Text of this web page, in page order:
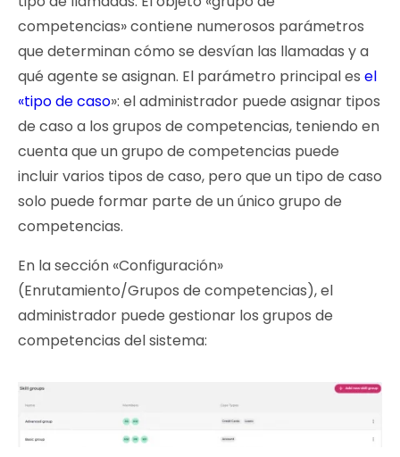
competencias» contiene numerosos parámetros
que determinan cómo se desvían las llamadas y a
qué agente se asignan. El parámetro principal es el
«tipo de caso»: el administrador puede asignar tipos
de caso a los grupos de competencias, teniendo en
cuenta que un grupo de competencias puede
incluir varios tipos de caso, pero que un tipo de caso
solo puede formar parte de un único grupo de
competencias.
En la sección «Configuración»
(Enrutamiento/Grupos de competencias), el
administrador puede gestionar los grupos de
competencias del sistema: